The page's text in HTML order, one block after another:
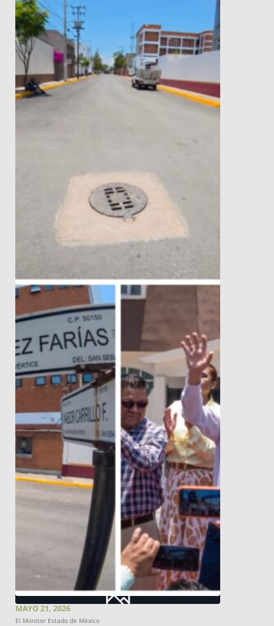
MAYO 21, 2026
El Monitor Estado de México